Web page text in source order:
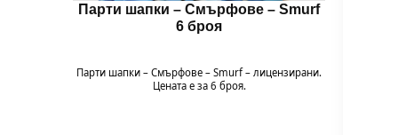
Парти шапки – Смърфoве – Smurf
6 броя
Парти шапки – Смърфoве – Smurf – лицензирани.
Цената е за 6 броя.